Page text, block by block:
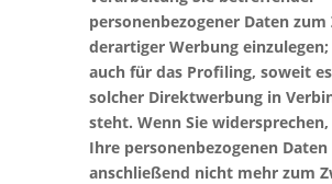
personenbezogener Daten zum
derartiger Werbung
auch für das Profiling, soweit
solcher Direktwerbung in
steht. Wenn Sie
Ihre personenbezogenen Daten
anschließend nicht mehr zum